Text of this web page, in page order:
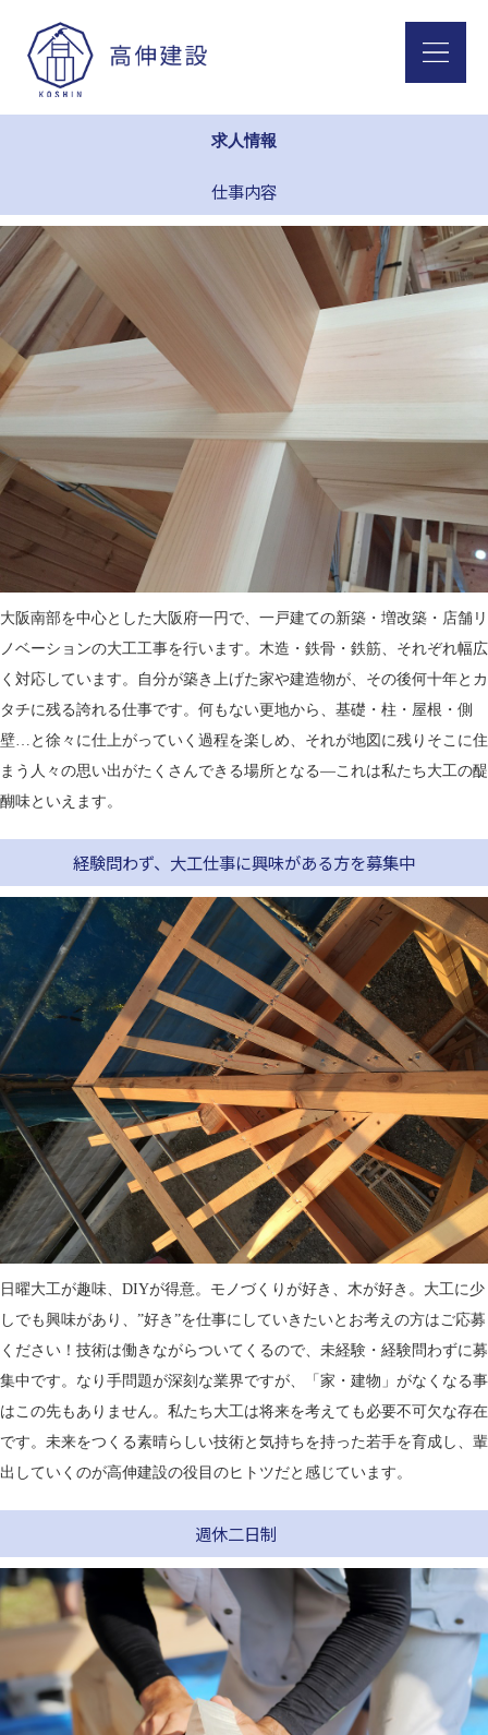
求人情報
仕事内容
大阪南部を中心とした大阪府一円で、一戸建ての新築・増改築・店舗リ
ノベーションの大工工事を行います。木造・鉄骨・鉄筋、それぞれ幅広
く対応しています。自分が築き上げた家や建造物が、その後何十年とカ
タチに残る誇れる仕事です。何もない更地から、基礎・柱・屋根・側
壁…と徐々に仕上がっていく過程を楽しめ、それが地図に残りそこに住
まう人々の思い出がたくさんできる場所となる―これは私たち大工の醍
醐味といえます。
経験問わず、大工仕事に興味がある方を募集中
日曜大工が趣味、DIYが得意。モノづくりが好き、木が好き。大工に少
しでも興味があり、”好き”を仕事にしていきたいとお考えの方はご応募
ください！技術は働きながらついてくるので、未経験・経験問わずに募
集中です。なり手問題が深刻な業界ですが、「家・建物」がなくなる事
はこの先もありません。私たち大工は将来を考えても必要不可欠な存在
です。未来をつくる素晴らしい技術と気持ちを持った若手を育成し、輩
出していくのが高伸建設の役目のヒトツだと感じています。
週休二日制